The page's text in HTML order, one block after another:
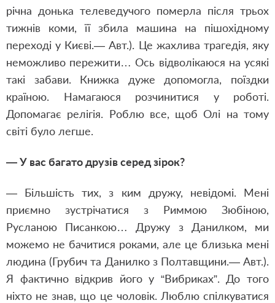
річна донька телеведучого померла після трьох
тижнів коми, її збила машина на пішохідному
переході у Києві.— Авт.). Це жахлива трагедія, яку
неможливо пережити… Ось відволікаюся на усякі
такі забави. Книжка дуже допомогла, поїздки
країною. Намагаюся розчинитися у роботі.
Допомагає релігія. Роблю все, щоб Олі на тому
світі було легше.
— У вас багато друзів серед зірок?
— Більшість тих, з ким дружу, невідомі. Мені
приємно зустрічатися з Риммою Зюбіною,
Русланою Писанкою… Дружу з Данилком, ми
можемо не бачитися роками, але це близька мені
людина (Грубич та Данилко з Полтавщини.— Авт.).
Я фактично відкрив його у “Вибриках”. До того
ніхто не знав, що це чоловік. Люблю спілкуватися